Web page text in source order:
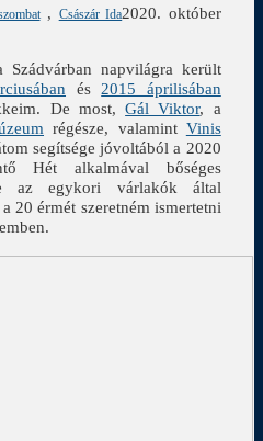
, Császár Ida2020. október
napvilágra került
és 2015 áprilisában
De most,Gál Viktor, a
régésze, valamint Vinis
segítsége jóvoltából a 2020
Hét alkalmával bőséges
az egykori várlakók által
20 érmét szeretném ismertetni